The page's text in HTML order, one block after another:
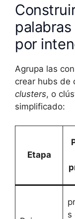
por
Agrupa las
crear hubs de
clusters, o
simplificado:
Etapa
s